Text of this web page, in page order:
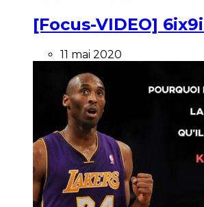
[Focus-VIDEO]
11 mai 2020